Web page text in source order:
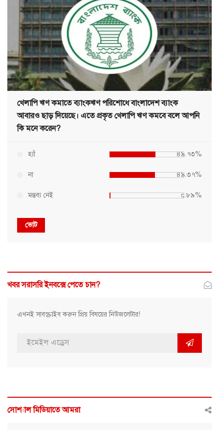
খেলাপি ঋণ কমাতে ব্যাংকঋণ পরিশোধে বাংলাদেশ ব্যাংক
আবারও ছাড় দিয়েছে। এতে প্রকৃত খেলাপি ঋণ কমবে বলে আপনি
কি মনে করেন?
হ্যাঁ ৪৯.৭৩%
না ৪৯.৩৭%
মন্তব্য নেই ০.৮৯%
ভোট
খবর সরাসরি ইনবক্সে পেতে চান?
এখনই সাবস্ক্রাইব করুন প্রিয় বিষয়ের নিউজলেটার!
সোশ্যাল মিডিয়াতে আমরা